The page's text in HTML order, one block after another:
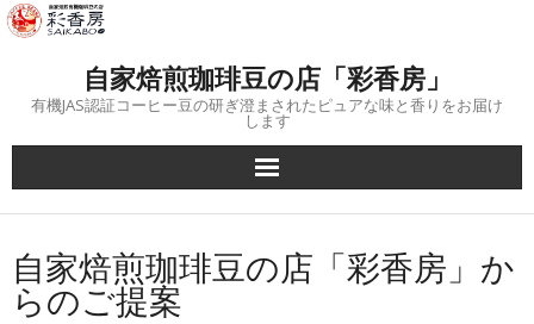
Skip
to
自家焙煎珈琲豆の店「彩香房」
有機JAS認証コーヒー豆の研ぎ澄まされたピュアな味と香りをお届け
します
自家焙煎珈琲豆の店「彩香房」か
らのご提案